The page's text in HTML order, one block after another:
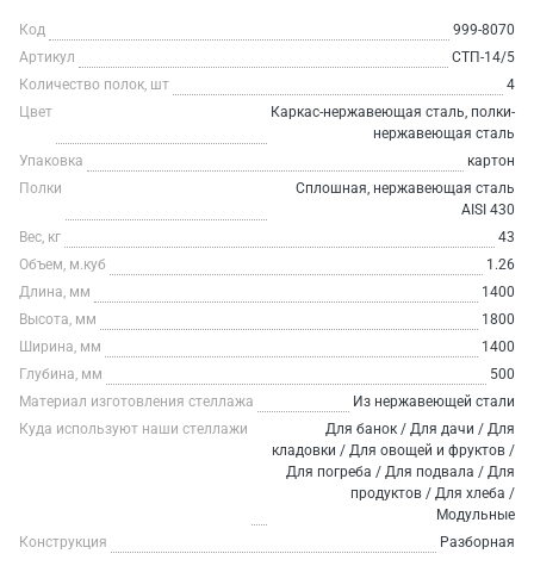
Код
999-8070
Артикул
СТП-14/5
Количество полок, шт
4
Цвет
Каркас-нержавеющая сталь, полки-
нержавеющая сталь
Упаковка
картон
Полки
Сплошная, нержавеющая сталь
AISI 430
Вес, кг
43
Объем, м.куб
1.26
Длина, мм
1400
Высота, мм
1800
Ширина, мм
1400
Глубина, мм
500
Материал изготовления стеллажа
Из нержавеющей стали
Куда используют наши стеллажи
Для банок / Для дачи / Для
кладовки / Для овощей и фруктов /
Для погреба / Для подвала / Для
продуктов / Для хлеба /
Модульные
Конструкция
Разборная